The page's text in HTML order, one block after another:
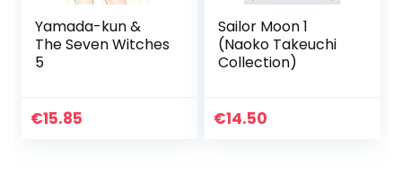
Yamada-kun &
The Seven Witches
5
€15.85
Sailor Moon 1
(Naoko Takeuchi
Collection)
€14.50